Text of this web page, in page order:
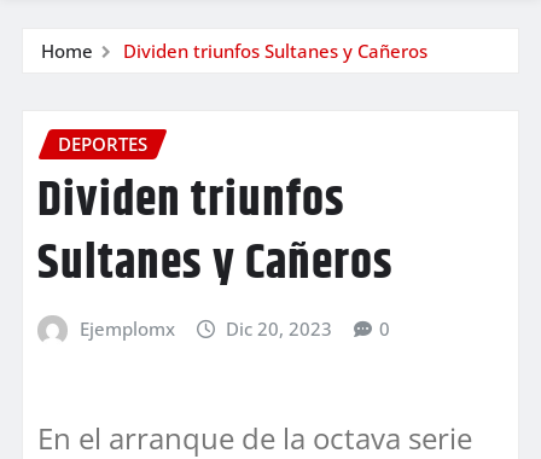
Home Dividen triunfos Sultanes y Cañeros
DEPORTES
Dividen triunfos
Sultanes y Cañeros
Ejemplomx Dic 20, 2023 0
En el arranque de la octava serie